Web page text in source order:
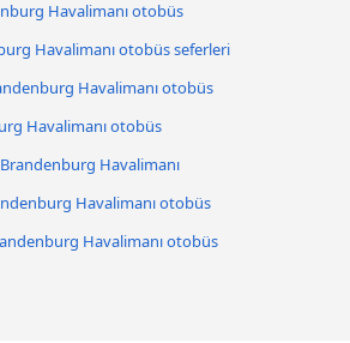
Havalimanı otobüs
Havalimanı otobüs seferleri
Havalimanı otobüs
Havalimanı otobüs
Havalimanı
Havalimanı otobüs
Havalimanı otobüs